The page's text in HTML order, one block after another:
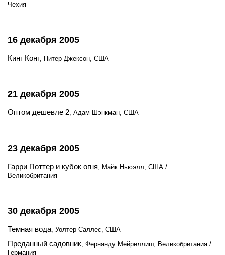
Чехия
16 декабря 2005
Кинг Конг, Питер Джексон, США
21 декабря 2005
Оптом дешевле 2, Адам Шэнкман, США
23 декабря 2005
Гарри Поттер и кубок огня, Майк Ньюэлл, США /
Великобритания
30 декабря 2005
Темная вода, Уолтер Саллес, США
Преданный садовник, Фернанду Мейреллиш, Великобритания /
Германия